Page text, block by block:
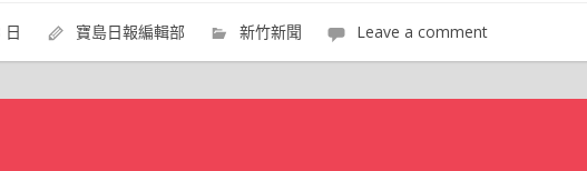
寶島日報編輯部 新竹新聞 Leave a comment